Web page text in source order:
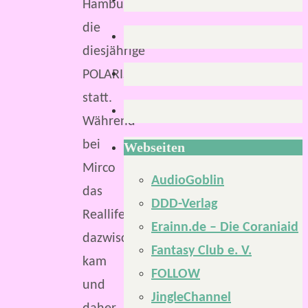
Hamburg
die
diesjährige
POLARIS
statt.
Während
bei
Mirco
das
Reallife
dazwischen
kam
und
Webseiten
AudioGoblin
DDD-Verlag
Erainn.de – Die Coraniaid
Fantasy Club e. V.
FOLLOW
JingleChannel